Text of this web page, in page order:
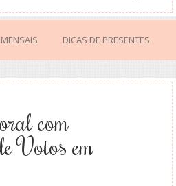
DICAS DE PRESENTES
com
Votos em